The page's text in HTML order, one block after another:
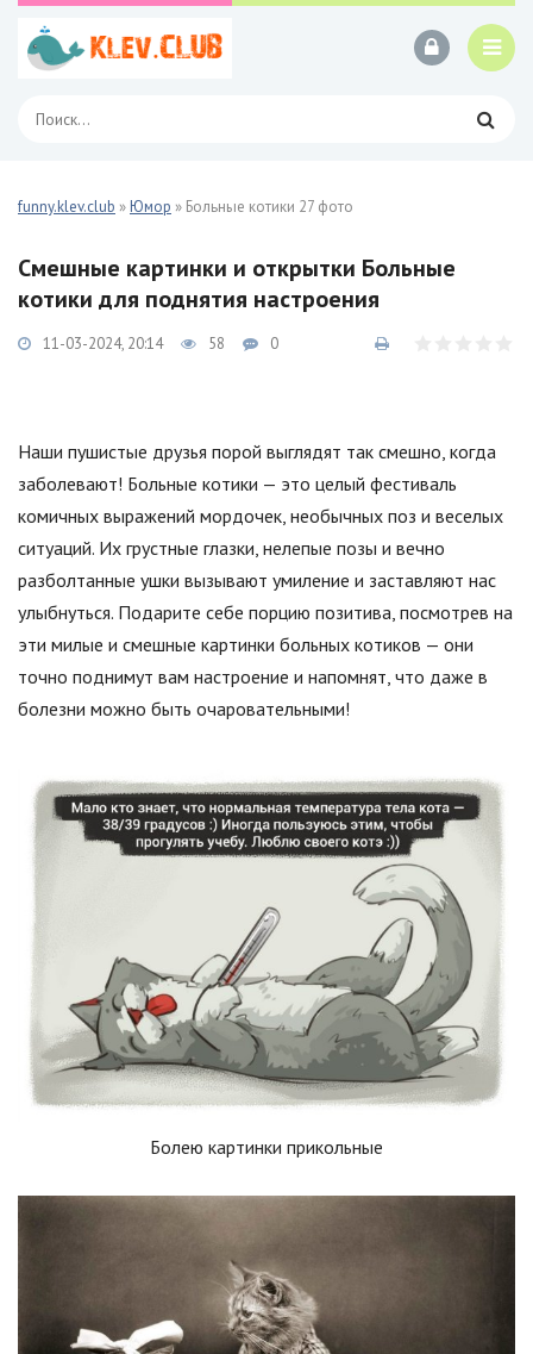
funny.klev.club »Юмор » Больные котики 27 фото
Смешные картинки и открытки Больные
котики для поднятия настроения
11-03-2024, 20:14 58 0
Наши пушистые друзья порой выглядят так смешно, когда
заболевают! Больные котики — это целый фестиваль
комичных выражений мордочек, необычных поз и веселых
ситуаций. Их грустные глазки, нелепые позы и вечно
разболтанные ушки вызывают умиление и заставляют нас
улыбнуться. Подарите себе порцию позитива, посмотрев на
эти милые и смешные картинки больных котиков — они
точно поднимут вам настроение и напомнят, что даже в
болезни можно быть очаровательными!
Болею картинки прикольные